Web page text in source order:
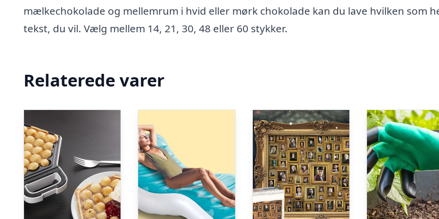
mælkechokolade og mellemrum i hvid eller mørk chokolade kan du lave hvilken som
tekst, du vil. Vælg mellem 14, 21, 30, 48 eller 60 stykker.
Relaterede varer